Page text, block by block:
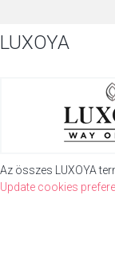
LUXOYA
Az összes LUXOYA
Update cookies